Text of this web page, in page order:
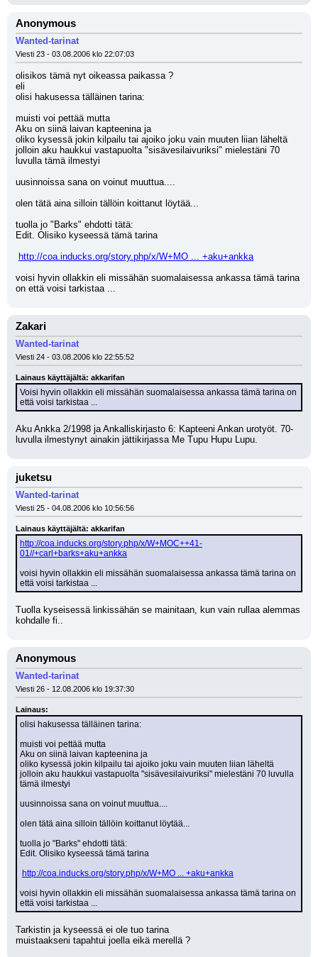
Anonymous
Wanted-tarinat
Viesti 23 - 03.08.2006 klo 22:07:03
olisikos tämä nyt oikeassa paikassa ?
eli
olisi hakusessa tälläinen tarina:
muisti voi pettää mutta
Aku on siinä laivan kapteenina ja
oliko kysessä jokin kilpailu tai ajoiko joku vain muuten liian läheltä
jolloin aku haukkui vastapuolta "sisävesilaivuriksi" mielestäni 70
luvulla tämä ilmestyi
uusinnoissa sana on voinut muuttua....
olen tätä aina silloin tällöin koittanut löytää...
tuolla jo "Barks" ehdotti tätä:
Edit. Olisiko kyseessä tämä tarina
http://coa.inducks.org/story.php/x/W+MO ... +aku+ankka
voisi hyvin ollakkin eli missähän suomalaisessa ankassa tämä tarina
on että voisi tarkistaa ...
Zakari
Wanted-tarinat
Viesti 24 - 03.08.2006 klo 22:55:52
Lainaus käyttäjältä: akkarifan
Voisi hyvin ollakkin eli missähän suomalaisessa ankassa tämä tarina on
että voisi tarkistaa ...
Aku Ankka 2/1998 ja Ankalliskirjasto 6: Kapteeni Ankan urotyöt. 70-
luvulla ilmestynyt ainakin jättikirjassa Me Tupu Hupu Lupu.
juketsu
Wanted-tarinat
Viesti 25 - 04.08.2006 klo 10:56:56
Lainaus käyttäjältä: akkarifan
http://coa.inducks.org/story.php/x/W+MOC++41-
01//+carl+barks+aku+ankka
voisi hyvin ollakkin eli missähän suomalaisessa ankassa tämä tarina on
että voisi tarkistaa ...
Tuolla kyseisessä linkissähän se mainitaan, kun vain rullaa alemmas
kohdalle fi..
Anonymous
Wanted-tarinat
Viesti 26 - 12.08.2006 klo 19:37:30
Lainaus:
olisi hakusessa tälläinen tarina:
muisti voi pettää mutta
Aku on siinä laivan kapteenina ja
oliko kysessä jokin kilpailu tai ajoiko joku vain muuten liian läheltä
jolloin aku haukkui vastapuolta "sisävesilaivuriksi" mielestäni 70 luvulla
tämä ilmestyi
uusinnoissa sana on voinut muuttua....
olen tätä aina silloin tällöin koittanut löytää...
tuolla jo "Barks" ehdotti tätä:
Edit. Olisiko kyseessä tämä tarina
http://coa.inducks.org/story.php/x/W+MO ... +aku+ankka
voisi hyvin ollakkin eli missähän suomalaisessa ankassa tämä tarina on
että voisi tarkistaa ...
Tarkistin ja kyseessä ei ole tuo tarina
muistaakseni tapahtui joella eikä merellä ?